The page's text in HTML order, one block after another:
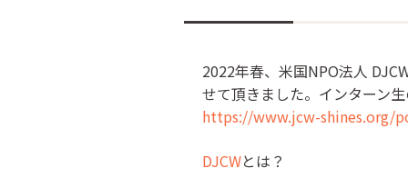
2022年春、米国NPO法人
せて頂きました。インターン
https://www.jcw-shines.org/
DJCWとは？